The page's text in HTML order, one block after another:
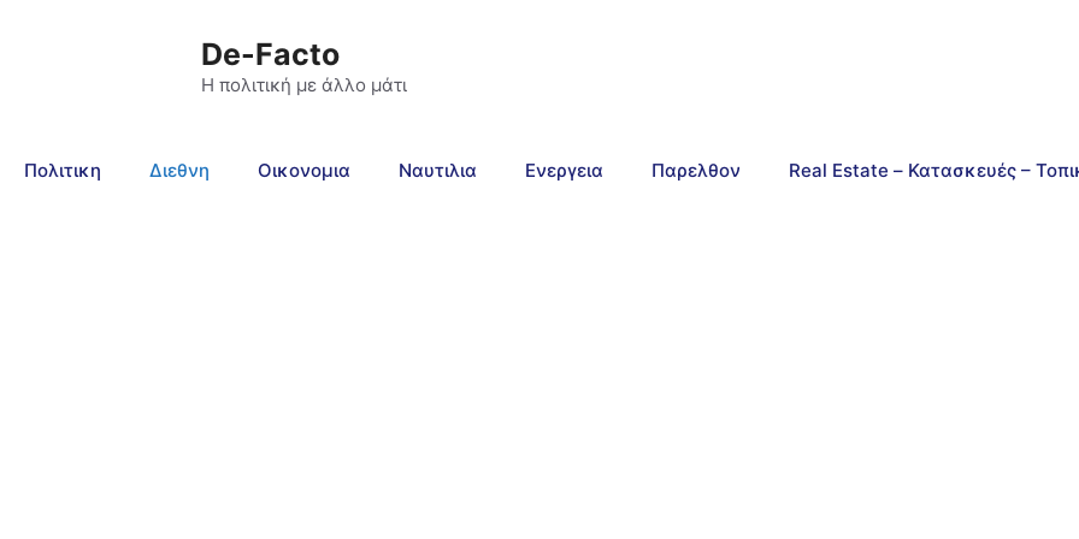
De-Facto
Η πολιτική με άλλο μάτι
Πολιτικη Διεθνη Οικονομια Ναυτιλια Ενεργεια Παρελθον Real Estate – Κατασκευές –